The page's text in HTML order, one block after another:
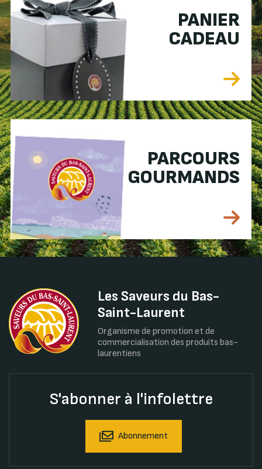
PANIER
CADEAU
PARCOURS
GOURMANDS
Les Saveurs du Bas-
Saint-Laurent
Organisme de promotion et de
commercialisation des produits bas-
laurentiens
S'abonner à l'infolettre
Abonnement